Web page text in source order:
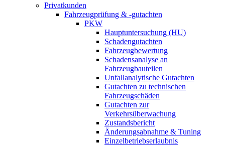
Privatkunden
Fahrzeugprüfung & -gutachten
PKW
Hauptuntersuchung (HU)
Schadengutachten
Fahrzeugbewertung
Schadensanalyse an
Fahrzeugbauteilen
Unfallanalytische Gutachten
Gutachten zu technischen
Fahrzeugschäden
Gutachten zur
Verkehrsüberwachung
Zustandsbericht
Änderungsabnahme & Tuning
Einzelbetriebserlaubnis